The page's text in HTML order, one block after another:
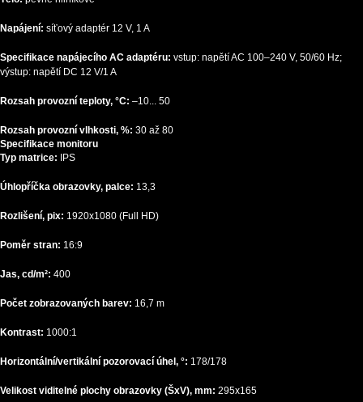
Napájení: síťový adaptér 12 V, 1 A
Specifikace napájecího AC adaptéru: vstup: napětí AC 100–240 V, 50/60 Hz;
výstup: napětí DC 12 V/1 A
Rozsah provozní teploty, °C: –10... 50
Rozsah provozní vlhkosti, %: 30 až 80
Specifikace monitoru
Typ matrice: IPS
Úhlopříčka obrazovky, palce: 13,3
Rozlišení, pix: 1920x1080 (Full HD)
Poměr stran: 16:9
Jas, cd/m²: 400
Počet zobrazovaných barev: 16,7 m
Kontrast: 1000:1
Horizontální/vertikální pozorovací úhel, °: 178/178
Velikost viditelné plochy obrazovky (ŠxV), mm: 295x165